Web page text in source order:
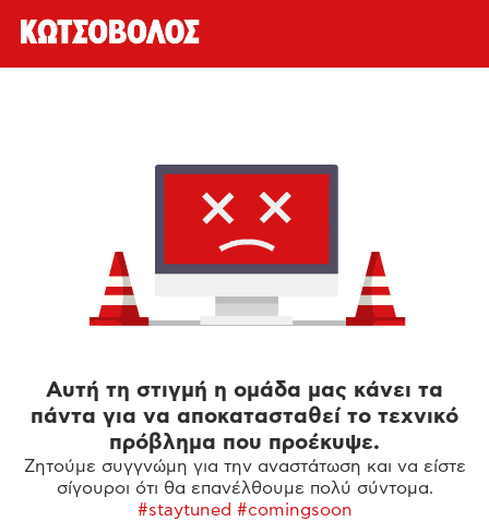
Αυτή τη στιγμή η ομάδα μας κάνει τα
πάντα για να αποκατασταθεί το τεχνικό
πρόβλημα που προέκυψε.
Ζητούμε συγγνώμη για την αναστάτωση και να είστε
σίγουροι ότι θα επανέλθουμε πολύ σύντομα.
#staytuned #comingsoon